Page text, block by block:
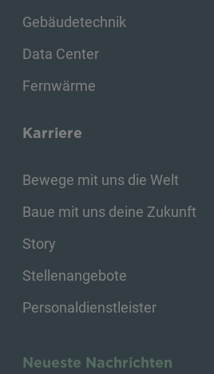
Gebäudetechnik
Data Center
Fernwärme
Karriere
Bewege mit uns die Welt
Baue mit uns deine Zukunft
Story
Stellenangebote
Personaldienstleister
Neueste Nachrichten